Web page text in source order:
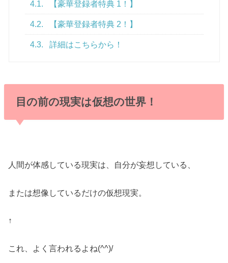
4.1. 【豪華登録者特典 1！】
4.2. 【豪華登録者特典 2！】
4.3. 詳細はこちらから！
目の前の現実は仮想の世界！
人間が体感している現実は、自分が妄想している、
または想像しているだけの仮想現実。
↑
これ、よく言われるよね(^^)/